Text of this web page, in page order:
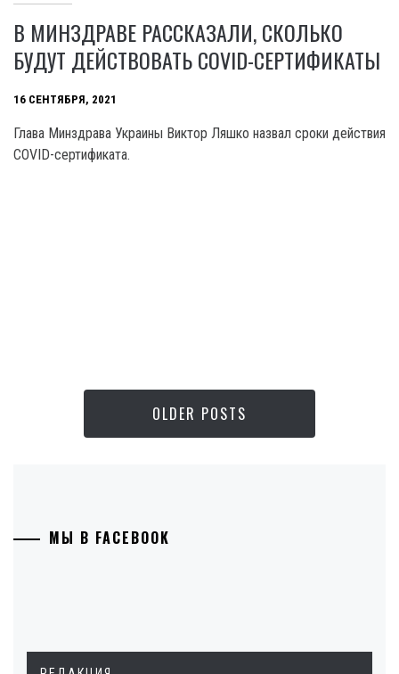
В МИНЗДРАВЕ РАССКАЗАЛИ, СКОЛЬКО
БУДУТ ДЕЙСТВОВАТЬ COVID-СЕРТИФИКАТЫ
16 СЕНТЯБРЯ, 2021
Глава Минздрава Украины Виктор Ляшко назвал сроки действия
COVID-сертификата.
OLDER POSTS
МЫ В FACEBOOK